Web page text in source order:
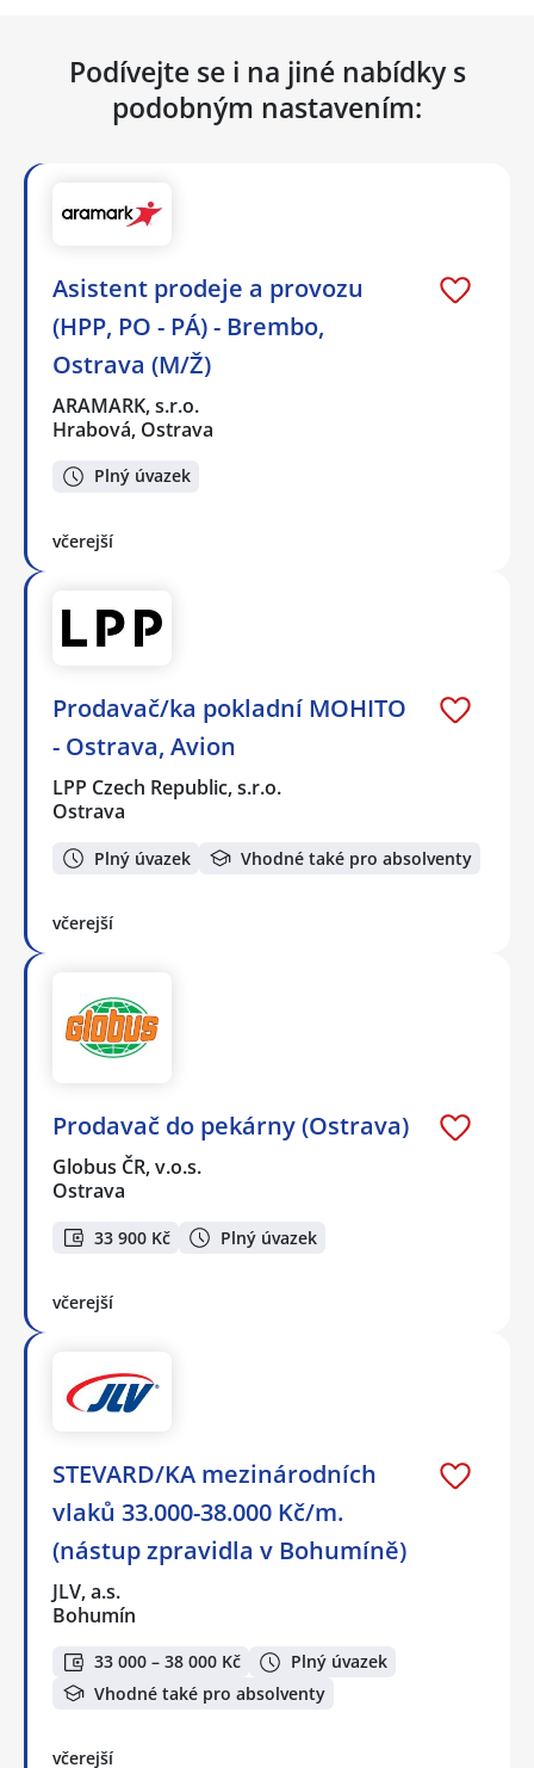
Podívejte se i na jiné nabídky s
podobným nastavením:
Asistent prodeje a provozu
(HPP, PO - PÁ) - Brembo,
Ostrava (M/Ž)
ARAMARK, s.r.o.
Hrabová, Ostrava
Plný úvazek
včerejší
Prodavač/ka pokladní MOHITO
- Ostrava, Avion
LPP Czech Republic, s.r.o.
Ostrava
Plný úvazek Vhodné také pro absolventy
včerejší
Prodavač do pekárny (Ostrava)
Globus ČR, v.o.s.
Ostrava
33 900 Kč Plný úvazek
včerejší
STEVARD/KA mezinárodních
vlaků 33.000-38.000 Kč/m.
(nástup zpravidla v Bohumíně)
JLV, a.s.
Bohumín
33 000 – 38 000 Kč
Plný úvazek
Vhodné také pro absolventy
včerejší